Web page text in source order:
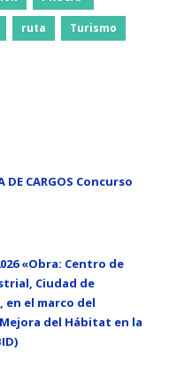
ruta Turismo
DE CARGOS Concurso
«Obra: Centro de
Ciudad de
en el marco del
del Hábitat en la